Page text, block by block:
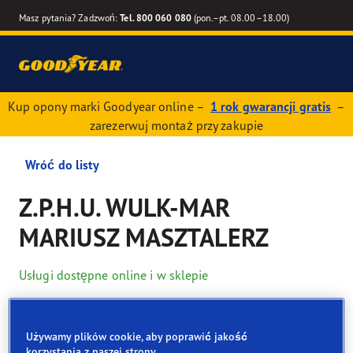
Masz pytania? Zadzwoń:Tel. 800 060 080(pon.–pt. 08.00–18.00)
Kup opony marki Goodyear online – 1 rok gwarancji gratis –
zarezerwuj montaż przy zakupie
Wróć do listy
Z.P.H.U. WULK-MAR
MARIUSZ MASZTALERZ
Usługi dostępne online i w sklepie
Dane kontaktowe Opony Usługi
Używamy plików cookie, aby poprawić jakość